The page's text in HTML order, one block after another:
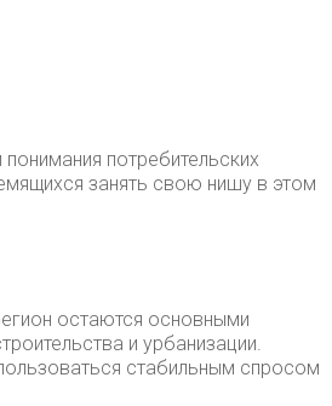
потребительских
занять свою нишу в этом
остаются основными
и урбанизации.
стабильным спросом